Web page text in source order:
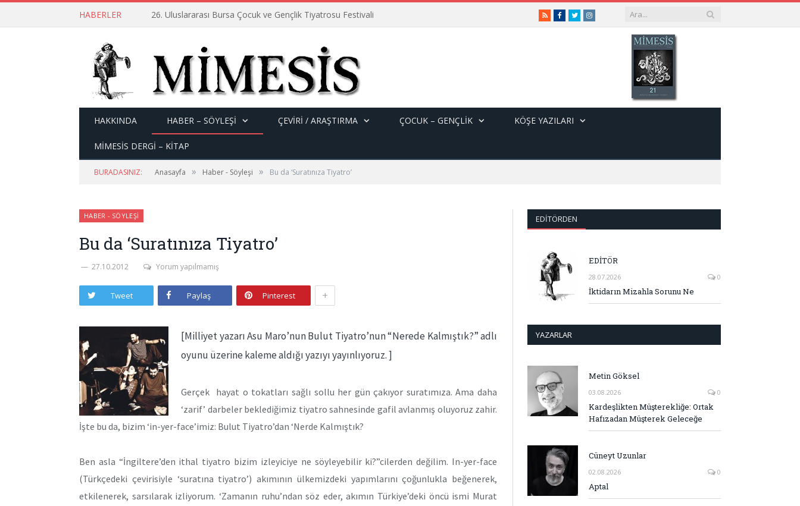
HABERLER 26. Uluslararası Bursa Çocuk ve Gençlik Tiyatrosu Festivali RSSFacebook
TwitterInstagram
HAKKINDA HABER – SÖYLEŞI ÇEVİRİ / ARAŞTIRMA ÇOCUK – GENÇLIK KÖŞE YAZILARI
MİMESİS DERGİ – KİTAP
BURADASINIZ: Anasayfa » Haber - Söyleşi » Bu da ‘Suratınıza Tiyatro’
HABER - SÖYLEŞI
Bu da ‘Suratınıza Tiyatro’
27.10.2012 Yorum yapılmamış
Tweet Paylaş Pinterest +
[Milliyet yazarı Asu Maro’nun Bulut Tiyatro’nun “Nerede Kalmıştık?” adlı
oyunu üzerine kaleme aldığı yazıyı yayınlıyoruz. ]
Gerçek hayat o tokatları sağlı sollu her gün çakıyor suratımıza. Ama daha
‘zarif’ darbeler beklediğimiz tiyatro sahnesinde gafil avlanmış oluyoruz zahir.
İşte bu da, bizim ‘in-yer-face’imiz: Bulut Tiyatro’dan ‘Nerde Kalmıştık?
Ben asla “İngiltere’den ithal tiyatro bizim izleyiciye ne söyleyebilir ki?”cilerden değilim. In-yer-face
(Türkçedeki çevirisiyle ‘suratına tiyatro’) akımının ülkemizdeki yapımlarını çoğunlukla beğenerek,
etkilenerek, sarsılarak izliyorum. ‘Zamanın ruhu’ndan söz eder, akımın Türkiye’deki öncü ismi Murat
EDITÖRDEN
EDİTÖR
28.07.2026 0
İktidarın Mizahla Sorunu Ne
YAZARLAR
Metin Göksel
03.08.2026 0
Kardeşlikten Müşterekliğe: Ortak
Hafızadan Müşterek Geleceğe
Cüneyt Uzunlar
02.08.2026 0
Aptal